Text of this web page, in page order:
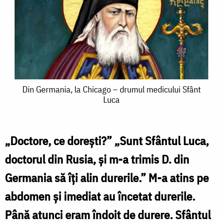
Din
Chicago
–
drumul
medicului
Sfânt
Din Germania, la Chicago – drumul medicului Sfânt
Luca
„Doctore, ce doreşti?” „Sunt Sfântul Luca,
doctorul din Rusia, şi m-a trimis D. din
Germania să îţi alin durerile.” M-a atins pe
abdomen şi imediat au încetat dureri­le.
Până atunci eram îndoit de durere. Sfântul